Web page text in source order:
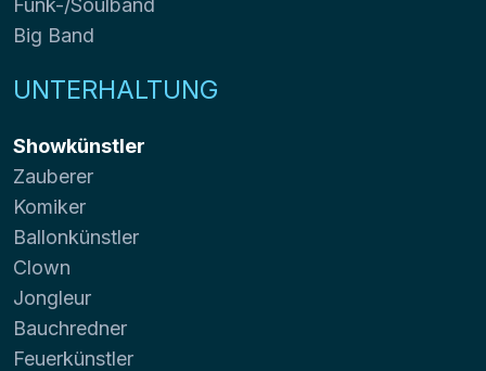
Funk-/Soulband
Big Band
UNTERHALTUNG
Showkünstler
Zauberer
Komiker
Ballonkünstler
Clown
Jongleur
Bauchredner
Feuerkünstler